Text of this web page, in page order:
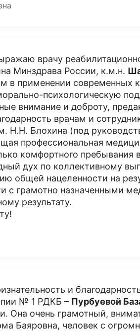
врачу
Минздрава России, к.м.н.
в применении современных
психологическую
внимание и доброту,
врачам и
Н.Н. Блохина (под
профессиональная
комфортного пребывания
дух по коллективному
общей нацеленности на
с грамотно назначенными
результату.
и
№ 1 РДКБ – Пурбуевой
Она очень грамотный,
Баяровна, человек с